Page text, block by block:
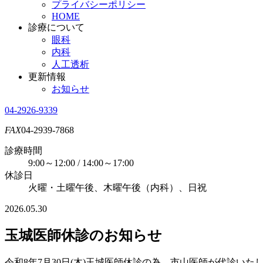
プライバシーポリシー
HOME
診療について
眼科
内科
人工透析
更新情報
お知らせ
04-2926-9339
FAX04-2939-7868
診療時間
9:00～12:00 / 14:00～17:00
休診日
火曜・土曜午後、木曜午後（内科）、日祝
2026.05.30
玉城医師休診のお知らせ